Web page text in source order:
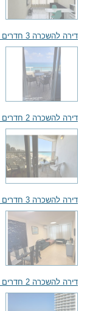
דירה להשכרה 3 חדרים 12,000₪ בחודש
דירה להשכרה 2 חדרים 5,100₪ בחודש
דירה להשכרה 3 חדרים 7,000₪ בחודש
דירה להשכרה 2 חדרים 6,000₪ בחודש